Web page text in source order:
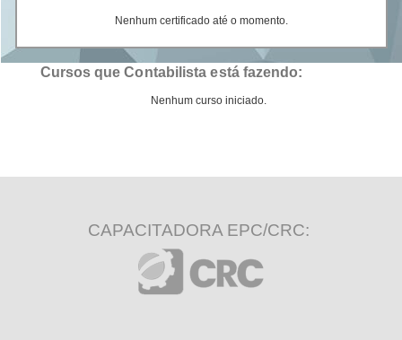
Nenhum certificado até o momento.
Cursos que Contabilista está fazendo:
Nenhum curso iniciado.
CAPACITADORA EPC/CRC: